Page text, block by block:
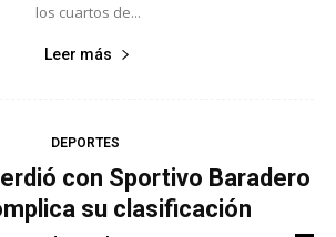
los cuartos de...
Leer más
DEPORTES
con Sportivo Baradero
su clasificación